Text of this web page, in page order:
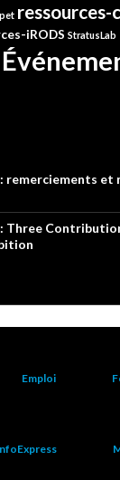
ressources-
iRODS StratusLab
remerciements
Three
Emploi